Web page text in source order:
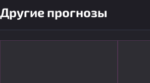
Другие прогнозы